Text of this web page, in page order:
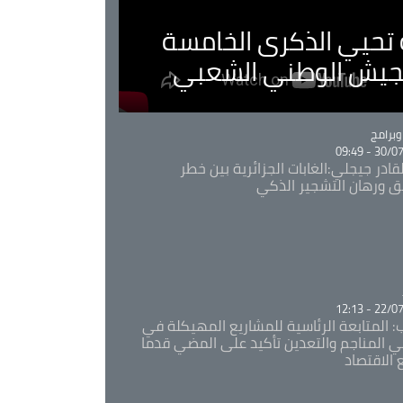
تحيي الذكرى الخامسة
الوطني الشعبي
30/07/
جيجلي:الغابات الجزائرية بين خطر
ورهان التشجير الذكي
22/07/
المتابعة الرئاسية للمشاريع المهيكلة في
المناجم والتعدين تأكيد على المضي قدما
الاقتصاد